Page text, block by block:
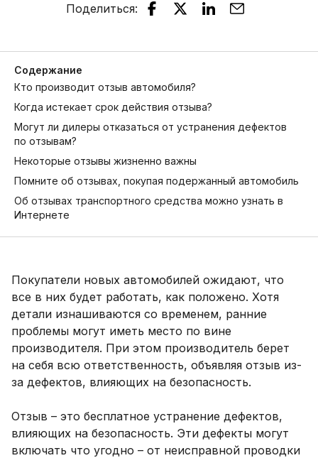
Поделиться:
Содержание
Кто производит отзыв автомобиля?
Когда истекает срок действия отзыва?
Могут ли дилеры отказаться от устранения дефектов
по отзывам?
Некоторые отзывы жизненно важны
Помните об отзывах, покупая подержанный автомобиль
Об отзывах транспортного средства можно узнать в
Интернете
Покупатели новых автомобилей ожидают, что
все в них будет работать, как положено. Хотя
детали изнашиваются со временем, ранние
проблемы могут иметь место по вине
производителя. При этом производитель берет
на себя всю ответственность, объявляя отзыв из-
за дефектов, влияющих на безопасность.
Отзыв – это бесплатное устранение дефектов,
влияющих на безопасность. Эти дефекты могут
включать что угодно – от неисправной проводки